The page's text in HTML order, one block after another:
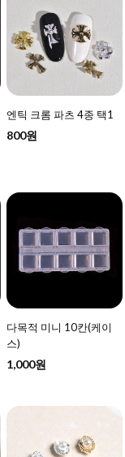
엔틱 크롬 파츠 4종 택1
800원
다목적 미니 10칸(케이
스)
1,000원